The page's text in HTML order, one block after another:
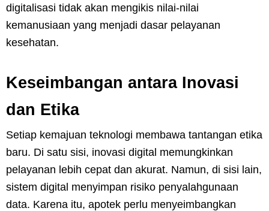
digitalisasi tidak akan mengikis nilai-nilai
kemanusiaan yang menjadi dasar pelayanan
kesehatan.
Keseimbangan antara Inovasi
dan Etika
Setiap kemajuan teknologi membawa tantangan etika
baru. Di satu sisi, inovasi digital memungkinkan
pelayanan lebih cepat dan akurat. Namun, di sisi lain,
sistem digital menyimpan risiko penyalahgunaan
data. Karena itu, apotek perlu menyeimbangkan